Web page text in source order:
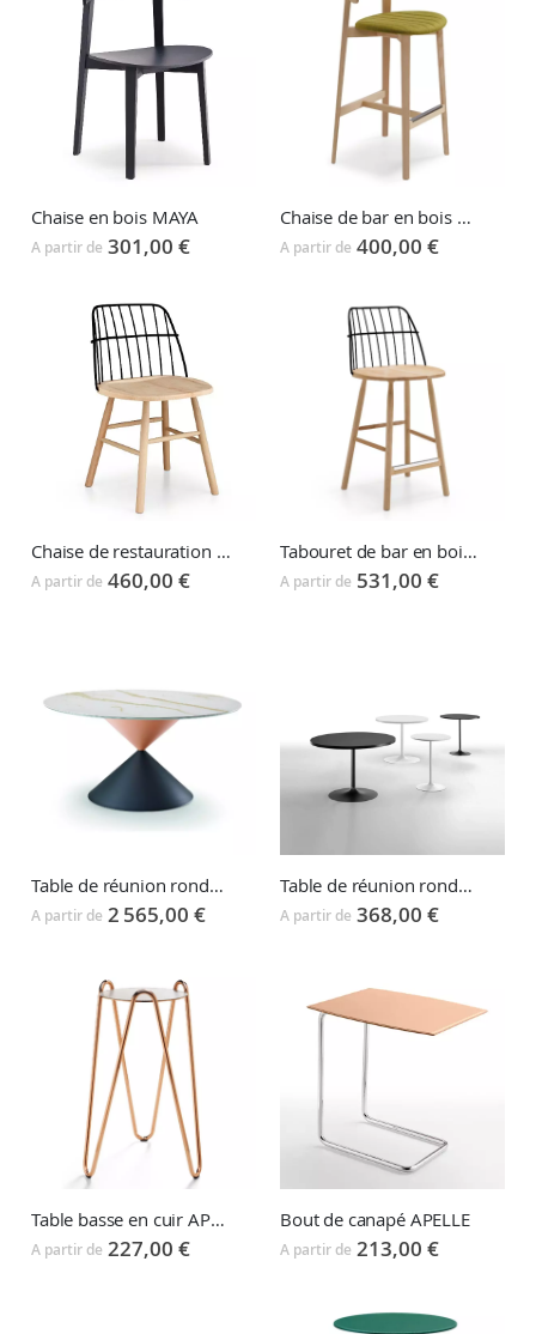
Chaise en bois MAYA
A partir de 301,00 €
Chaise de bar en bois MAYA
A partir de 400,00 €
Chaise de restauration STRIKE
A partir de 460,00 €
Tabouret de bar en bois STRIKE
A partir de 531,00 €
Table de réunion ronde CLESSIDRA
A partir de 2 565,00 €
Table de réunion ronde INFINITY
A partir de 368,00 €
Table basse en cuir APELLE
A partir de 227,00 €
Bout de canapé APELLE
A partir de 213,00 €